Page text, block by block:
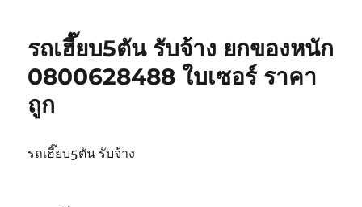
รถเฮี๊ยบ5ตัน รับจ้าง ยกของหนัก
0800628488 ใบเซอร์ ราคา
ถูก
รถเฮี๊ยบ5ตัน รับจ้าง